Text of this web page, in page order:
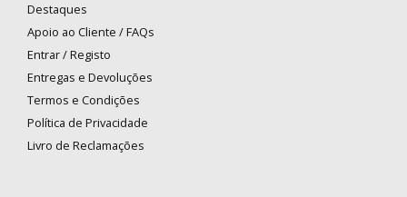
Destaques
Apoio ao Cliente / FAQs
Entrar / Registo
Entregas e Devoluções
Termos e Condições
Política de Privacidade
Livro de Reclamações